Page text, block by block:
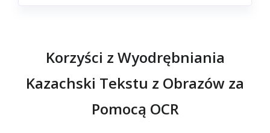
Korzyści z Wyodrębniania
Kazachski Tekstu z Obrazów za
Pomocą OCR